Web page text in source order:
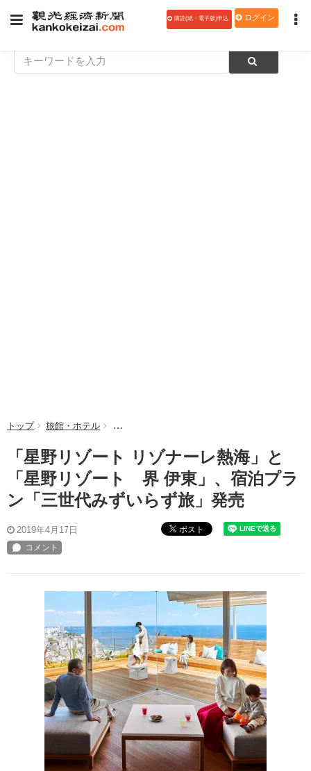
購読(紙・電子版)申込 ログイン
トップ 旅館・ホテル 「星野リゾート リゾナーレ熱海」と「星野リ
「星野リゾート リゾナーレ熱海」と
「星野リゾート 界 伊東」、宿泊プラ
ン「三世代みずいらず旅」発売
2019年4月17日 ポスト